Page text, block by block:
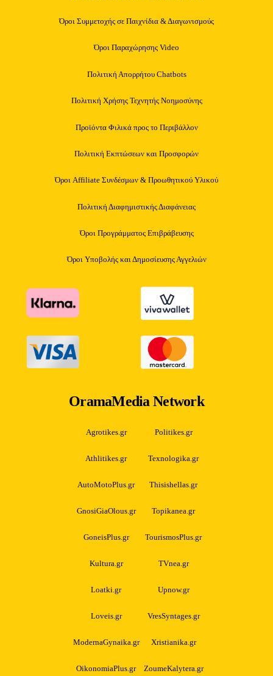
Όροι Συμμετοχής σε Παιχνίδια & Διαγωνισμούς
Όροι Παραχώρησης Video
Πολιτική Απορρήτου Chatbots
Πολιτική Χρήσης Τεχνητής Νοημοσύνης
Προϊόντα Φιλικά προς το Περιβάλλον
Πολιτική Εκπτώσεων και Προσφορών
Όροι Affiliate Συνδέσμων & Προωθητικού Υλικού
Πολιτική Διαφημιστικής Διαφάνειας
Όροι Προγράμματος Επιβράβευσης
Όροι Υποβολής και Δημοσίευσης Αγγελιών
OramaMedia Network
Agrotikes.gr Politikes.gr
Athlitikes.gr Texnologika.gr
AutoMotoPlus.gr Thisishellas.gr
GnosiGiaOlous.gr Topikanea.gr
GoneisPlus.gr TourismosPlus.gr
Kultura.gr TVnea.gr
Loatki.gr Upnow.gr
Loveis.gr VresSyntages.gr
ModernaGynaika.gr Xristianika.gr
OikonomiaPlus.gr ZoumeKalytera.gr